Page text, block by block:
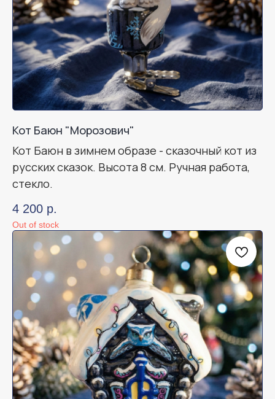
Кот Баюн "Морозович"
Кот Баюн в зимнем образе - сказочный кот из
русских сказок. Высота 8 см. Ручная работа,
стекло.
4 200 р.
Out of stock